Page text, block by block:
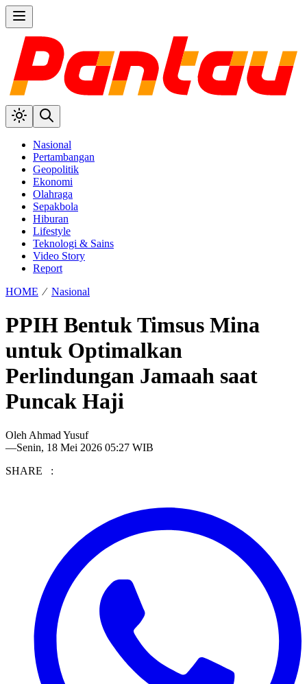
Nasional
Pertambangan
Geopolitik
Ekonomi
Olahraga
Sepakbola
Hiburan
Lifestyle
Teknologi & Sains
Video Story
Report
HOME ⁄ Nasional
PPIH Bentuk Timsus Mina
untuk Optimalkan
Perlindungan Jamaah saat
Puncak Haji
Oleh Ahmad Yusuf
—Senin, 18 Mei 2026 05:27 WIB
SHARE :